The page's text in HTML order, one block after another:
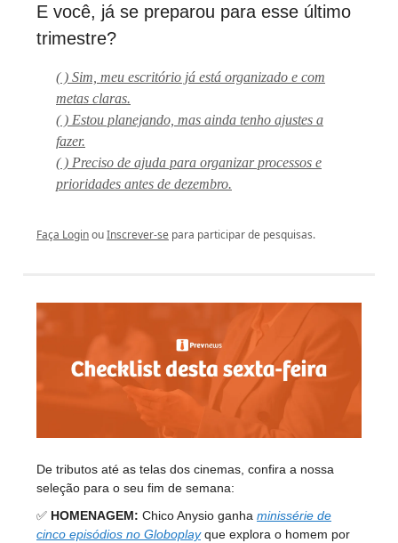
E você, já se preparou para esse último
trimestre?
( ) Sim, meu escritório já está organizado e com
metas claras.
( ) Estou planejando, mas ainda tenho ajustes a
fazer.
( ) Preciso de ajuda para organizar processos e
prioridades antes de dezembro.
Faça LoginouInscrever-se para participar de pesquisas.
De tributos até as telas dos cinemas, confira a nossa
seleção para o seu fim de semana:
✅ HOMENAGEM: Chico Anysio ganha minissérie de
cinco episódios no Globoplayque explora o homem por